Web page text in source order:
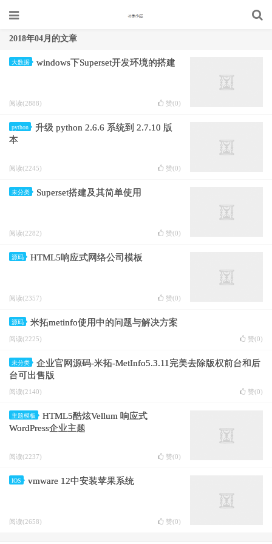
2018年04月的文章
大数据 windows下Superset开发环境的搭建
阅读(2888) 赞(0)
python
升级 python 2.6.6 系统到 2.7.10 版
本
阅读(2245) 赞(0)
未分类 Superset搭建及其简单使用
阅读(2282) 赞(0)
源码 HTML5响应式网络公司模板
阅读(2357) 赞(0)
源码 米拓metinfo使用中的问题与解决方案
阅读(2225) 赞(0)
未分类
企业官网源码-米拓-MetInfo5.3.11完美去除版权前台和后
台可出售版
阅读(2140) 赞(0)
主题模板
HTML5酷炫Vellum 响应式
WordPress企业主题
阅读(2237) 赞(0)
IOS vmware 12中安装苹果系统
阅读(2658) 赞(0)